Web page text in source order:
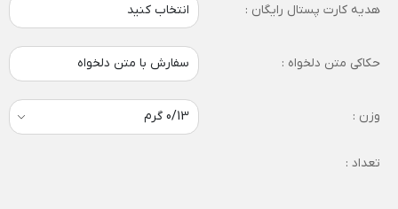
هدیه کارت پستال رایگان : انتخاب کنید
حکاکی متن دلخواه : سفارش با متن دلخواه
وزن :
تعداد :